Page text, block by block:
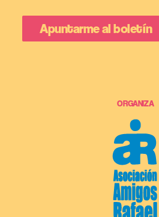
ORGANIZA